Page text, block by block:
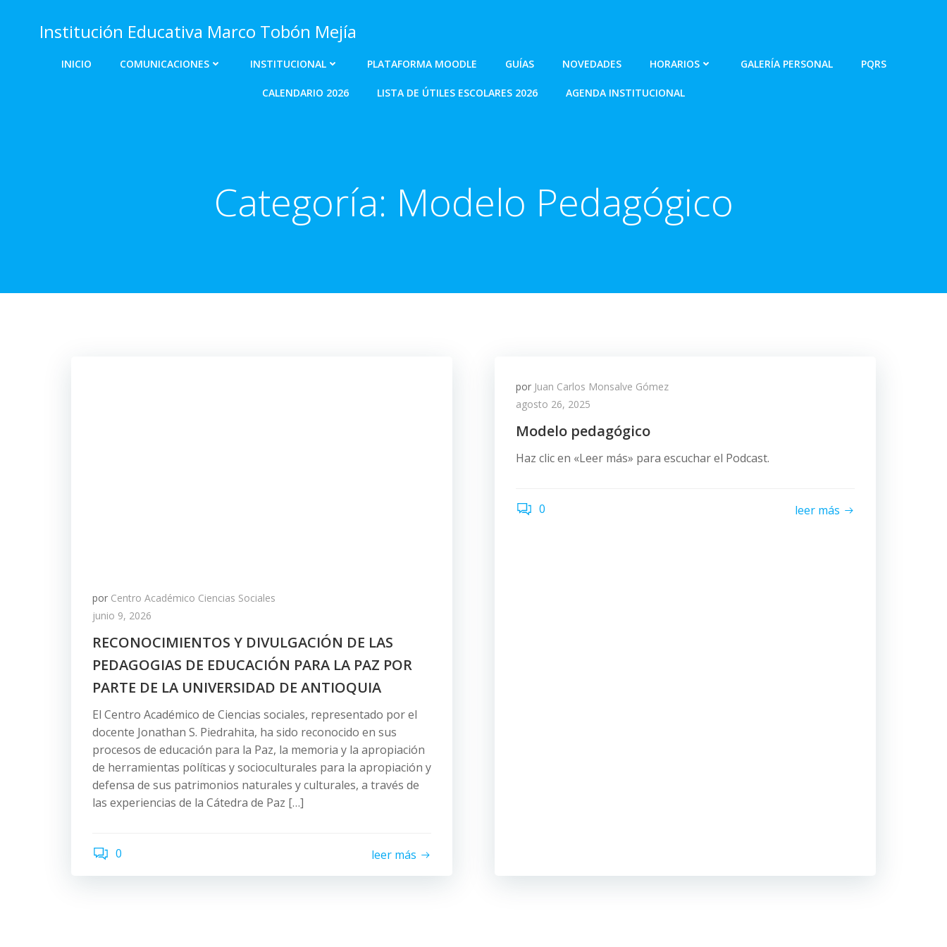
contenidoInstitución Educativa Marco Tobón Mejía
INICIO COMUNICACIONES INSTITUCIONAL PLATAFORMA MOODLE GUÍAS NOVEDADES HORARIOS GALERÍA PERSONAL PQRS
CALENDARIO 2026 LISTA DE ÚTILES ESCOLARES 2026 AGENDA INSTITUCIONAL
Categoría: Modelo Pedagógico
por Centro Académico Ciencias Sociales
junio 9, 2026
RECONOCIMIENTOS Y DIVULGACIÓN DE LAS
PEDAGOGIAS DE EDUCACIÓN PARA LA PAZ POR
PARTE DE LA UNIVERSIDAD DE ANTIOQUIA
El Centro Académico de Ciencias sociales, representado por el
docente Jonathan S. Piedrahita, ha sido reconocido en sus
procesos de educación para la Paz, la memoria y la apropiación
de herramientas políticas y socioculturales para la apropiación y
defensa de sus patrimonios naturales y culturales, a través de
las experiencias de la Cátedra de Paz […]
0 leer más
por Juan Carlos Monsalve Gómez
agosto 26, 2025
Modelo pedagógico
Haz clic en «Leer más» para escuchar el Podcast.
0 leer más